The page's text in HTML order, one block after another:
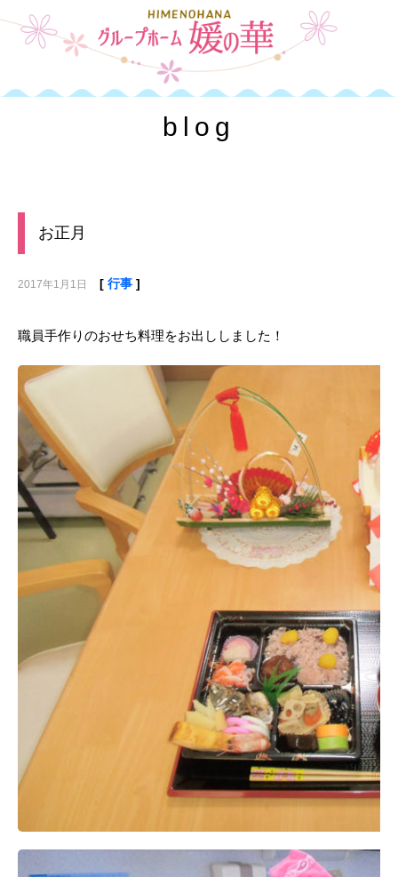
blog
お正月
2017年1月1日 [ 行事]
職員手作りのおせち料理をお出ししました！